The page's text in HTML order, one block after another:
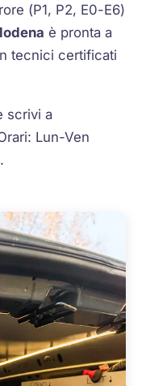
(P1, P2, E0-E6)
è pronta a
tecnici certificati
scrivi a
Lun-Ven